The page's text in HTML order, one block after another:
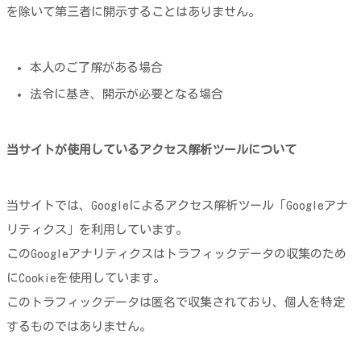
を除いて第三者に開示することはありません。
本人のご了解がある場合
法令に基き、開示が必要となる場合
当サイトが使用しているアクセス解析ツールについて
当サイトでは、Googleによるアクセス解析ツール「Googleアナ
リティクス」を利用しています。
このGoogleアナリティクスはトラフィックデータの収集のため
にCookieを使用しています。
このトラフィックデータは匿名で収集されており、個人を特定
するものではありません。